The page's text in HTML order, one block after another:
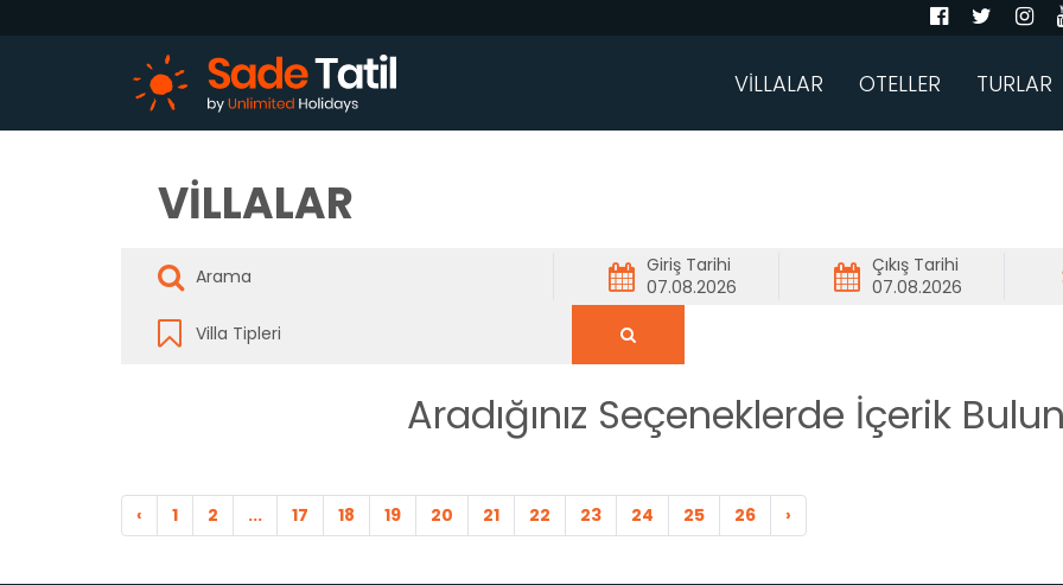
VİLLALAR OTELLER TURLAR
VİLLALAR
Giriş Tarihi Çıkış Tarihi
Aradığınız Seçeneklerde İçerik
‹ 1 2 ... 17 18 19 20 21 22 23 24 25 26 ›